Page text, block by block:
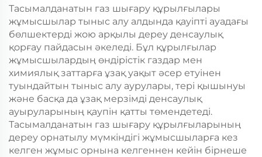
Тасымалданатын газ шығару құрылғылары
жұмысшылар тыныс алу алдында қауіпті ауадағы
бөлшектерді жою арқылы дереу денсаулық
қорғау пайдасын әкеледі. Бұл құрылғылар
жұмысшылардың өндірістік газдар мен
химиялық заттарға ұзақ уақыт әсер етуінен
туындайтын тыныс алу аурулары, тері қышынуы
және басқа да ұзақ мерзімді денсаулық
ауыруларының қаупін қатты төмендетеді.
Тасымалданатын газ шығару құрылғыларының
дереу орнатылу мүмкіндігі жұмысшыларға кез
келген жұмыс орнына келгеннен кейін бірнеше